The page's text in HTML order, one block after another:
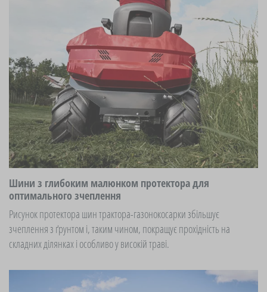
Шини з глибоким малюнком протектора для
оптимального зчеплення
Рисунок протектора шин трактора-газонокосарки збільшує
зчеплення з ґрунтом і, таким чином, покращує прохідність на
складних ділянках і особливо у високій траві.